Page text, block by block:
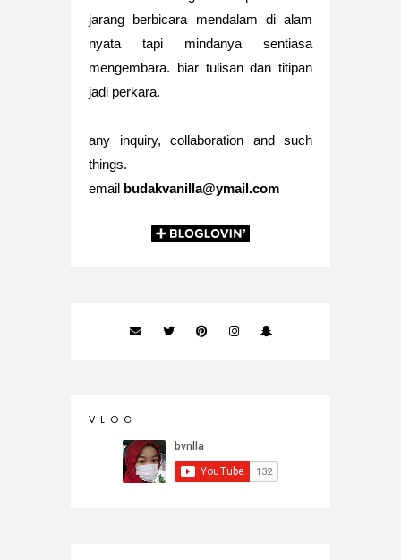
jarang berbicara mendalam di alam
nyata tapi mindanya sentiasa
mengembara. biar tulisan dan titipan
jadi perkara.
any inquiry, collaboration and such
things.
email budakvanilla@ymail.com
V L O G